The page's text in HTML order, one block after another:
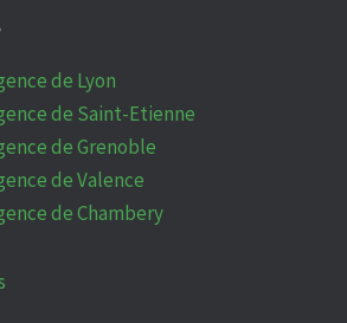
de Lyon
de Saint-Etienne
de Grenoble
de Valence
de Chambery